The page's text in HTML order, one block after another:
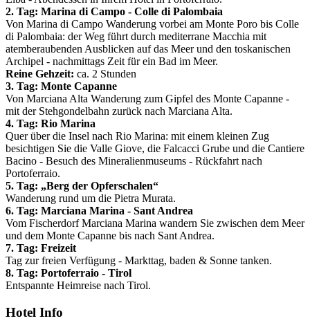
2. Tag: Marina di Campo - Colle di Palombaia
Von Marina di Campo Wanderung vorbei am Monte Poro bis Colle
di Palombaia: der Weg führt durch mediterrane Macchia mit
atemberaubenden Ausblicken auf das Meer und den toskanischen
Archipel - nachmittags Zeit für ein Bad im Meer.
Reine Gehzeit: ca. 2 Stunden
3. Tag: Monte Capanne
Von Marciana Alta Wanderung zum Gipfel des Monte Capanne -
mit der Stehgondelbahn zurück nach Marciana Alta.
4. Tag: Rio Marina
Quer über die Insel nach Rio Marina: mit einem kleinen Zug
besichtigen Sie die Valle Giove, die Falcacci Grube und die Cantiere
Bacino - Besuch des Mineralienmuseums - Rückfahrt nach
Portoferraio.
5. Tag: „Berg der Opferschalen“
Wanderung rund um die Pietra Murata.
6. Tag: Marciana Marina - Sant Andrea
Vom Fischerdorf Marciana Marina wandern Sie zwischen dem Meer
und dem Monte Capanne bis nach Sant Andrea.
7. Tag: Freizeit
Tag zur freien Verfügung - Markttag, baden & Sonne tanken.
8. Tag: Portoferraio - Tirol
Entspannte Heimreise nach Tirol.
Hotel Info